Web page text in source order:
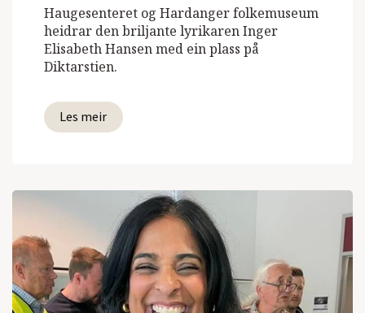
Haugesenteret og Hardanger folkemuseum
heidrar den briljante lyrikaren Inger
Elisabeth Hansen med ein plass på
Diktarstien.
Les meir